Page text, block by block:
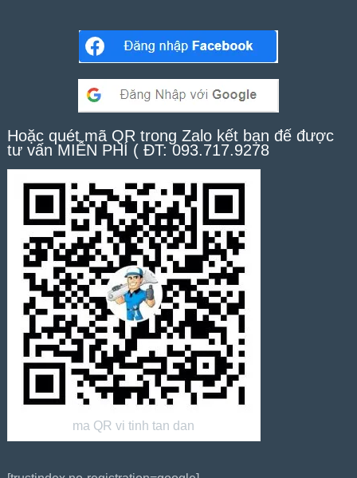
Hoặc quét mã QR trong Zalo kết bạn để được
tư vấn MIỄN PHÍ ( ĐT: 093.717.9278
ma QR vi tinh tan dan